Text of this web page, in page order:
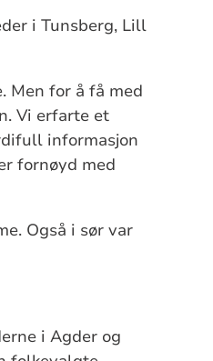
i Tunsberg, Lill
Men for å få med
Vi erfarte et
informasjon
fornøyd med
Også i sør var
i Agder og